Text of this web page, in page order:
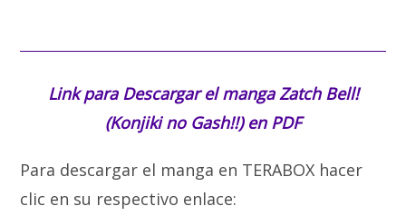
Link para Descargar el manga Zatch Bell!
(Konjiki no Gash!!) en PDF
Para descargar el manga en TERABOX hacer
clic en su respectivo enlace: